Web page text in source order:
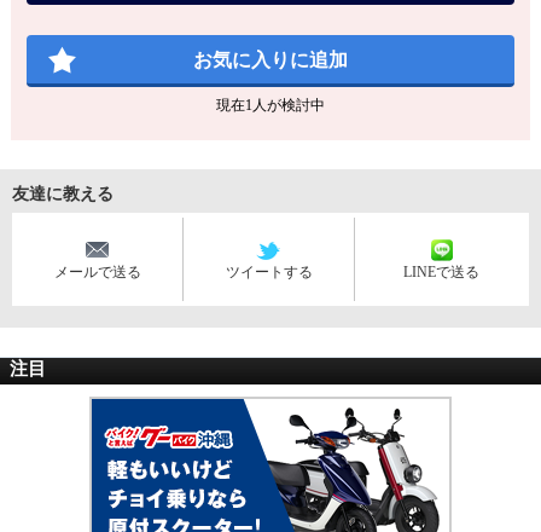
お気に入りに追加
現在1人が検討中
友達に教える
メールで送る ツイートする LINEで送る
注目